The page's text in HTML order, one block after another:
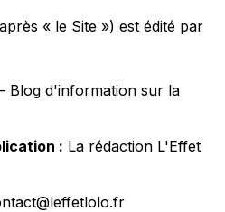
« le Site ») est édité par
Blog d'information sur la
: La rédaction L'Effet